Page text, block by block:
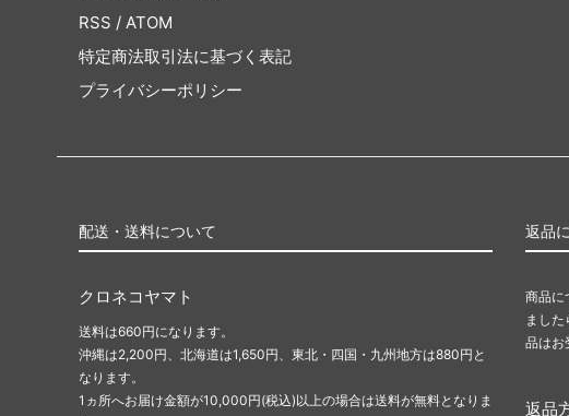
RSS / ATOM
特定商法取引法に基づく表記
プライバシーポリシー
配送・送料について
クロネコヤマト
送料は660円になります。
沖縄は2,200円、北海道は1,650円、東北・四国・九州地方は880円と
なります。
1ヵ所へお届け金額が10,000円(税込)以上の場合は送料が無料となりま
返品
商品に
まし
品はお
返品